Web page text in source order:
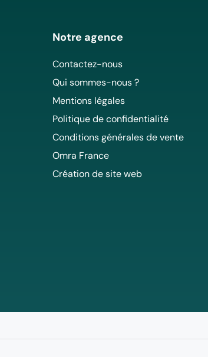
Notre agence
Contactez-nous
Qui sommes-nous ?
Mentions légales
Politique de confidentialité
Conditions générales de vente
Omra France
Création de site web